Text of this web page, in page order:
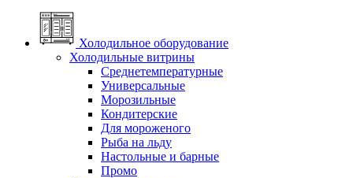
Холодильное оборудование
Холодильные витрины
Среднетемпературные
Универсальные
Морозильные
Кондитерские
Для мороженого
Рыба на льду
Настольные и барные
Промо